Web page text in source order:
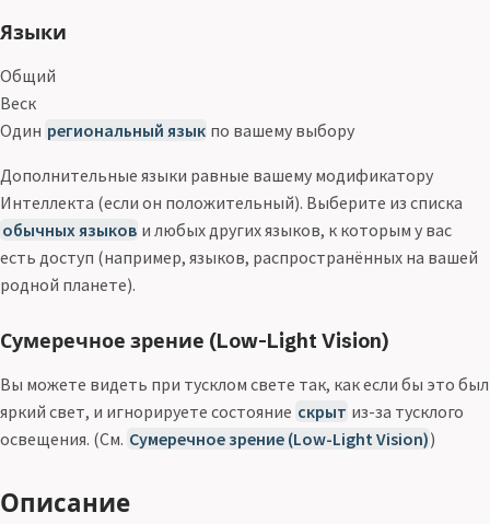
Языки
Общий
Веск
Один региональный язык по вашему выбору
Дополнительные языки равные вашему модификатору
Интеллекта (если он положительный). Выберите из списка
обычных языков и любых других языков, к которым у вас
есть доступ (например, языков, распространённых на вашей
родной планете).
Сумеречное зрение (Low-Light Vision)
Вы можете видеть при тусклом свете так, как если бы это был
яркий свет, и игнорируете состояние скрыт из-за тусклого
освещения. (См. Сумеречное зрение (Low-Light Vision))
Описание